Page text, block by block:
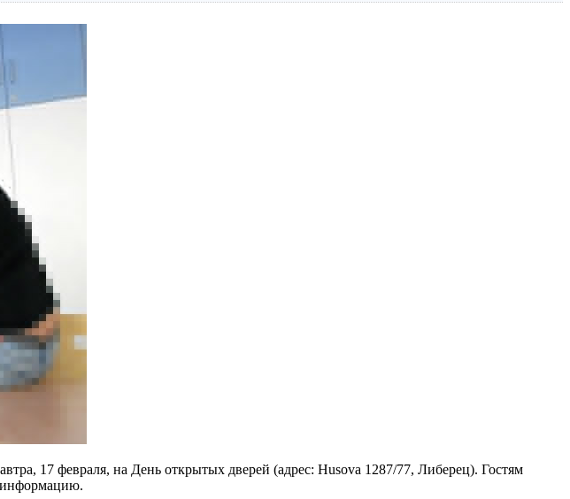
17 февраля, на День открытых дверей (адрес: Husova 1287/77, Либерец). Гостям
информацию.